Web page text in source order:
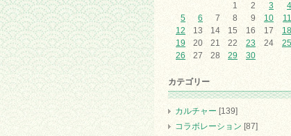
1
2 3
4
5
6 7 8 9 10
11
12
13 14 15 16 17
18
19
20 21 22 23 24
25
26
27 28 29 30
カテゴリー
カルチャー [139]
コラボレーション [87]